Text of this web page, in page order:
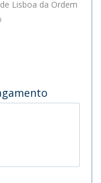
Lisboa da Ordem